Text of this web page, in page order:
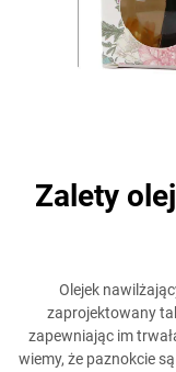
Zalety
Olejek
zaprojektowany
zapewniając im
wiemy, że paznokcie